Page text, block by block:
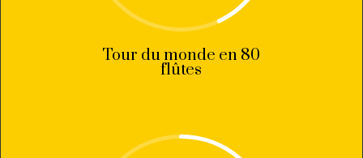
Tour du monde en 80
flûtes